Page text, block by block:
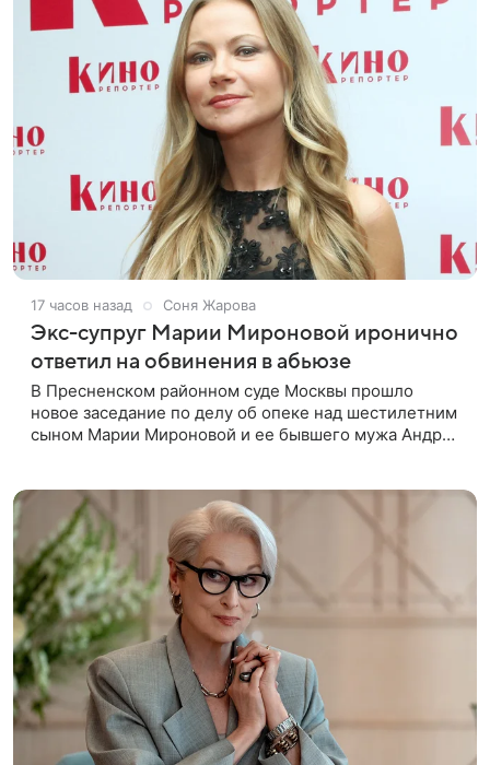
17 часов назад Соня Жарова
Экс-супруг Марии Мироновой иронично
ответил на обвинения в абьюзе
В Пресненском районном суде Москвы прошло
новое заседание по делу об опеке над шестилетним
сыном Марии Мироновой и ее бывшего мужа Андрея